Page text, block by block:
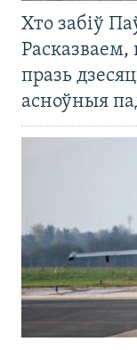
Хто забіў
Расказваем,
празь
асноўныя